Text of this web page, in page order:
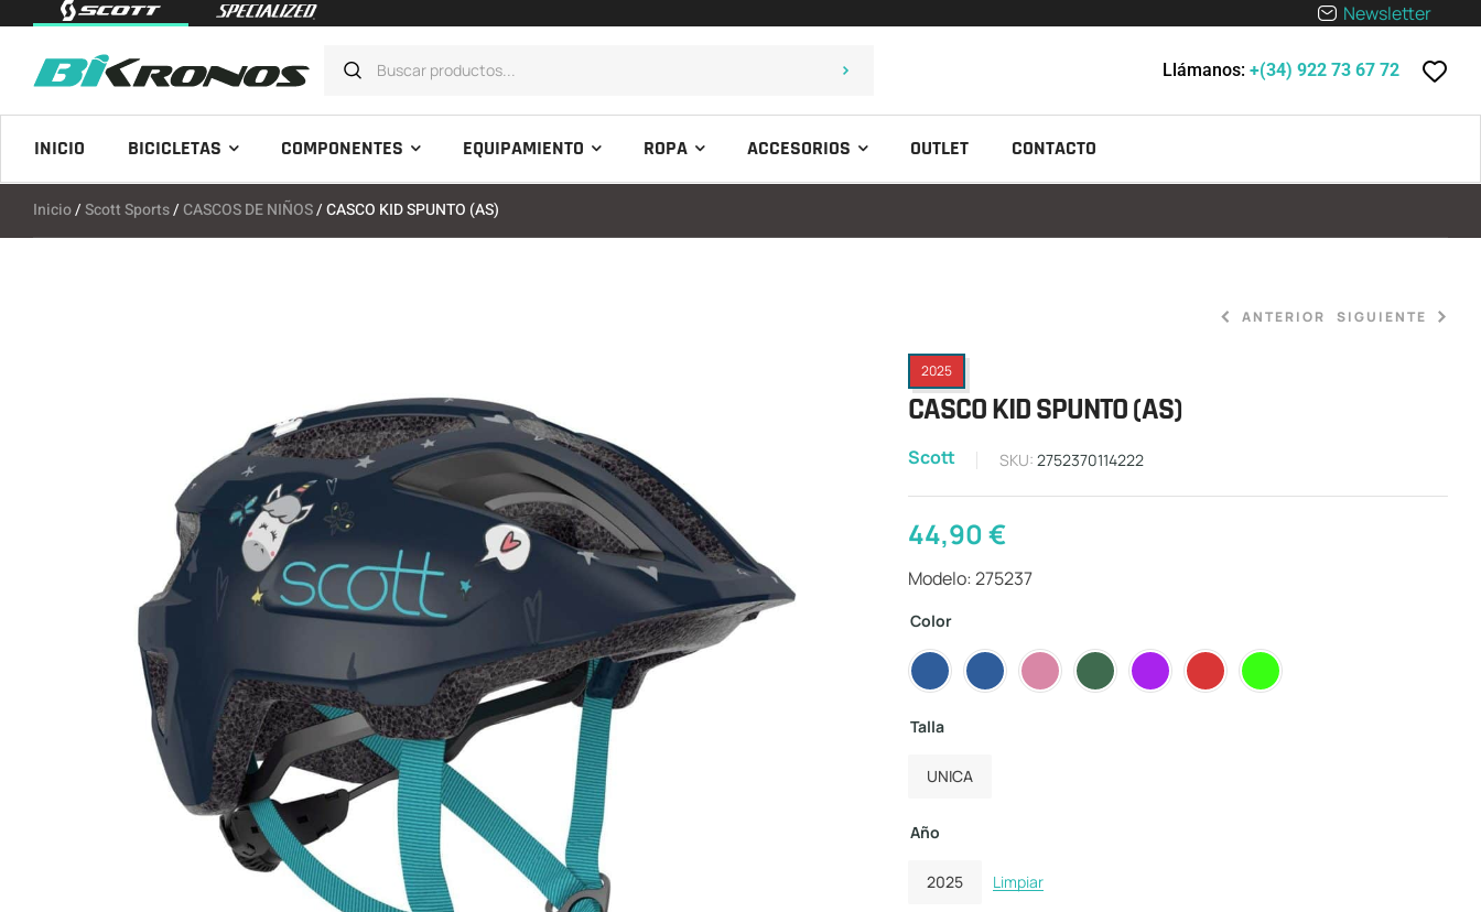
Newsletter
Llámanos: +(34) 922 73 67 72
INICIO BICICLETAS COMPONENTES EQUIPAMIENTO ROPA ACCESORIOS OUTLET CONTACTO
Inicio/Scott Sports/ CASCOS DE NIÑOS/ CASCO KID SPUNTO (AS)
ANTERIOR SIGUIENTE
2025
CASCO KID SPUNTO (AS)
Scott SKU: 2752370114222
44,90€
Modelo: 275237
Color
Talla
UNICA
Año
2025 Limpiar